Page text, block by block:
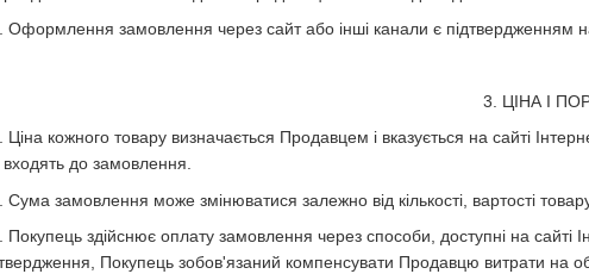
Оформлення замовлення через сайт або інші канали є підтвердженням
3. ЦІНА І
Ціна кожного товару визначається Продавцем і вказується на сайті
до замовлення.
Сума замовлення може змінюватися залежно від кількості, вартості
Покупець здійснює оплату замовлення через способи, доступні на сайті
Покупець зобов'язаний компенсувати Продавцю витрати на